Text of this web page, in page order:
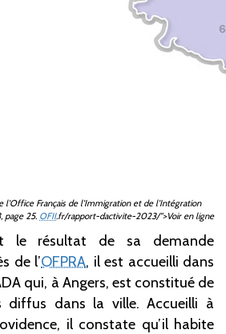
l'Office Français de l'Immigration et de l'Intégration
page 25. OFII.fr/rapport-dactivite-2023/">Voir en ligne
le résultat de sa demande
de l’OFPRA, il est accueilli dans
qui, à Angers, est constitué de
diffus dans la ville. Accueilli à
il constate qu’il habite